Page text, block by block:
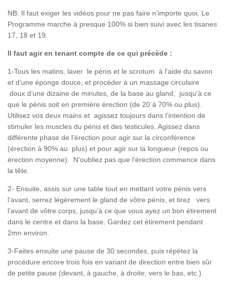
NB: Il faut exiger les vidéos pour ne pas faire n’importe quoi. Le
Programme marche à presque 100% si bien suivi avec les tisanes
17, 18 et 19.
Il faut agir en tenant compte de ce qui précède :
1-Tous les matins, laver le pénis et le scrotum à l’aide du savon
et d’une éponge douce, et procéder à un massage circulaire
doux d’une dizaine de minutes, de la base au gland, jusqu’à ce
que le pénis soit en première érection (de 20 à 70% ou plus).
Utilisez vos deux mains et agissez toujours dans l’intention de
stimuler les muscles du pénis et des testicules. Agissez dans
différente phase de l’érection pour agir sur la circonférence
(érection à 90% au plus) et pour agir sur la longueur (repos ou
érection moyenne). N’oubliez pas que l’érection commence dans
la tête.
2- Ensuite, assis sur une table tout en mettant votre pénis vers
l’avant, serrez légèrement le gland de vôtre pénis, et tirez vers
l’avant de vôtre corps, jusqu’à ce que vous ayez un bon étirement
dans le centre et dans la base. Gardez cet étirement pendant
2mn environ.
3-Faites ensuite une pause de 30 secondes, puis répétez la
procédure encore trois fois en variant de direction entre bien sûr
de petite pause (devant, à gauche, à droite, vers le bas, etc.).